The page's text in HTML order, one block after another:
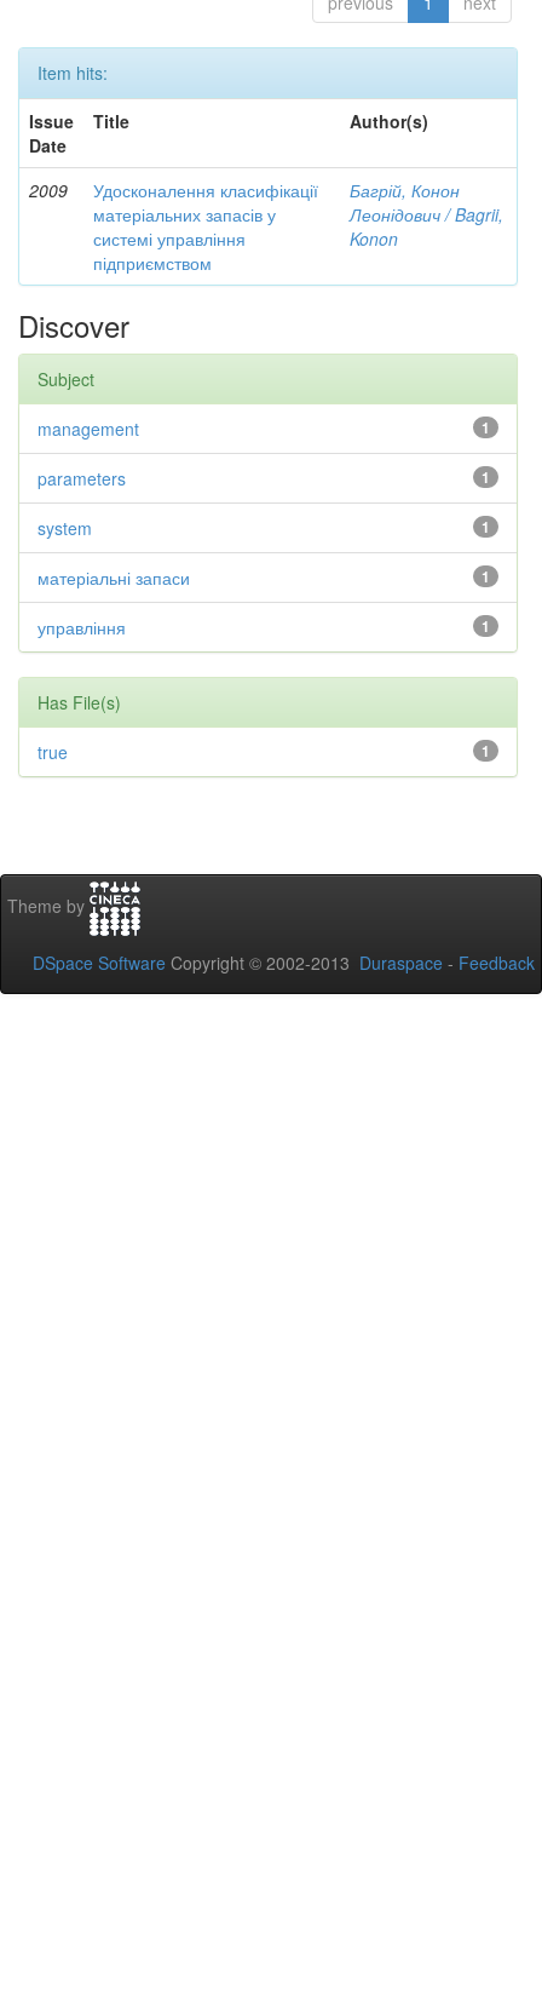
Item hits:
Issue
Date
Title Author(s)
2009
Удосконалення класифікації
матеріальних запасів у
системі управління
підприємством
Багрій, Конон
Леонідович / Bagrii,
Konon
Discover
Subject
1
management
1
parameters
1
system
1
матеріальні запаси
1
управління
Has File(s)
1
true
Theme by
DSpace Software Copyright © 2002-2013 Duraspace - Feedback